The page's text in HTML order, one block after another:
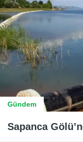
Gündem
Sapanca